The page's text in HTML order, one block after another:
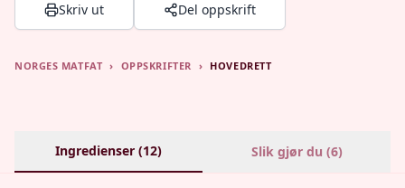
Skriv ut Del oppskrift
NORGES MATFAT › OPPSKRIFTER › HOVEDRETT
Ingredienser (12) Slik gjør du (6)